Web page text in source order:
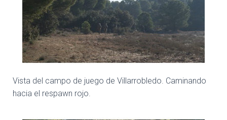
Vista del campo de juego de Villarrobledo. Caminando
hacia el respawn rojo.